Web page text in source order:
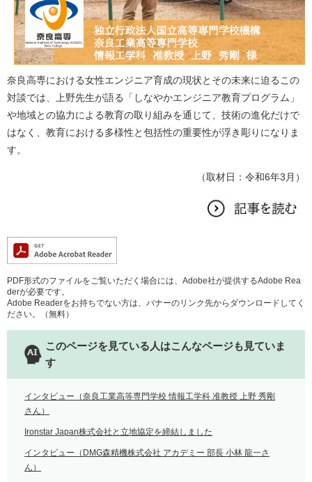
奈良高専における女性エンジニア育成の現状とその未来に迫るこの
対談では、上野先生が語る「しなやかエンジニア教育プログラム」
や地域との協力による教育の取り組みを通じて、技術の進化だけで
はなく、教育における多様性と包括性の重要性が浮き彫りになりま
す。
（取材日：令和6年3月）
PDF形式のファイルをご覧いただく場合には、Adobe社が提供するAdobe Rea
derが必要です。
Adobe Readerをお持ちでない方は、バナーのリンク先からダウンロードしてく
ださい。（無料）
このページを見ている人はこんなページも見ていま
す
インタビュー（奈良工業高等専門学校 情報工学科 准教授 上野 秀剛
さん）
Ironstar Japan株式会社と立地協定を締結しました
インタビュー（DMG森精機株式会社 アカデミー 部長 小林 龍一さ
ん）